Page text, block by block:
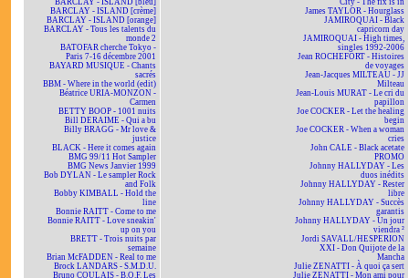
BARCLAY - ISLAND [bleu]
BARCLAY - ISLAND [crème]
BARCLAY - ISLAND [orange]
BARCLAY - Tous les talents du
monde 2
BATOFAR cherche Tokyo -
Paris 7-16 décembre 2001
BAYARD MUSIQUE - Chants
sacrés
BBM - Where in the world (edit)
Béatrice URIA-MONZON -
Carmen
BETTY BOOP - 1001 nuits
Bill DERAIME - Qui a bu
Billy BRAGG - Mr love &
justice
BLACK - Here it comes again
BMG 99/11 Hot Sampler
BMG News Janvier 1999
Bob DYLAN - Le sampler Rock
and Folk
Bobby KIMBALL - Hold the
line
Bonnie RAITT - Come to me
Bonnie RAITT - Love sneakin'
up on you
BRETT - Trois nuits par
semaine
Brian McFADDEN - Real to me
Brock LANDARS - S.M.D.U.
Bruno COULAIS - B.O.F. Les
City - The fix is in
James TAYLOR - Hourglass
JAMIROQUAI - Black
capricorn day
JAMIROQUAI - High times,
singles 1992-2006
Jean ROCHEFORT - Histoires
de voyages
Jean-Jacques MILTEAU - JJ
Milteau
Jean-Louis MURAT - Le cri du
papillon
Joe COCKER - Let the healing
begin
Joe COCKER - When a woman
cries
John CALE - Black acetate
PROMO
Johnny HALLYDAY - Les
duos inédits
Johnny HALLYDAY - Rester
libre
Johnny HALLYDAY - Succès
garantis
Johnny HALLYDAY - Un jour
viendra ²
Jordi SAVALL/HESPERION
XXI - Don Quijote de la
Mancha
Julie ZENATTI - À quoi ça sert
Julie ZENATTI - Mon ami pour